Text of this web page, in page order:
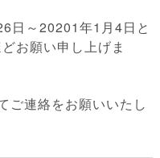
日～20201年1月4日と
お願い申し上げま
ご連絡をお願いいたし